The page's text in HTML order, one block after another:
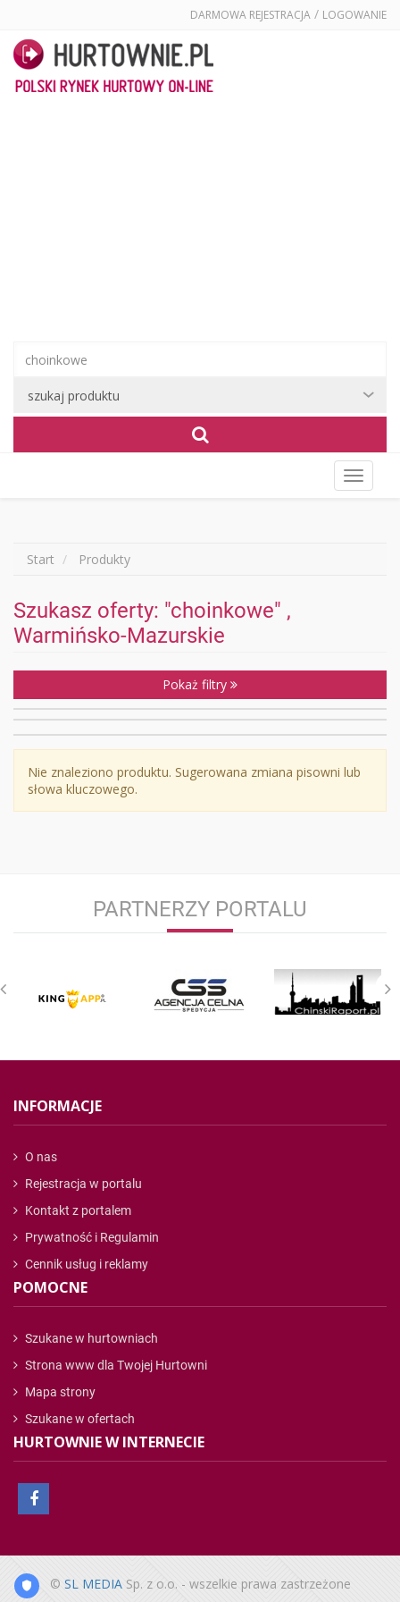
DARMOWA REJESTRACJA / LOGOWANIE
menu
Start Produkty
Szukasz oferty: "choinkowe" ,
Warmińsko-Mazurskie
Pokaż filtry
Nie znaleziono produktu. Sugerowana zmiana pisowni lub
słowa kluczowego.
PARTNERZY PORTALU
INFORMACJE
O nas
Rejestracja w portalu
Kontakt z portalem
Prywatność i Regulamin
Cennik usług i reklamy
POMOCNE
Szukane w hurtowniach
Strona www dla Twojej Hurtowni
Mapa strony
Szukane w ofertach
HURTOWNIE W INTERNECIE
© SL MEDIASp. z o.o. - wszelkie prawa zastrzeżone